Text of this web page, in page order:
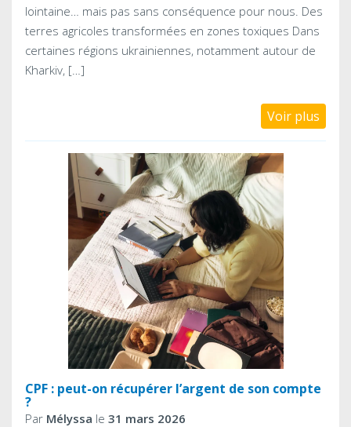
lointaine… mais pas sans conséquence pour nous. Des
terres agricoles transformées en zones toxiques Dans
certaines régions ukrainiennes, notamment autour de
Kharkiv, […]
Voir plus
CPF : peut-on récupérer l’argent de son compte
?
Par Mélyssa le 31 mars 2026